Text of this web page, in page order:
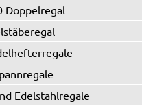
Doppelregal
Edelstahlregale